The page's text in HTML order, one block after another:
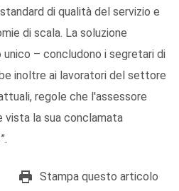
di qualità del servizio e
di scala. La soluzione
– concludono i segretari di
inoltre ai lavoratori del settore
regole che l'assessore
vista la sua conclamata
Stampa questo articolo